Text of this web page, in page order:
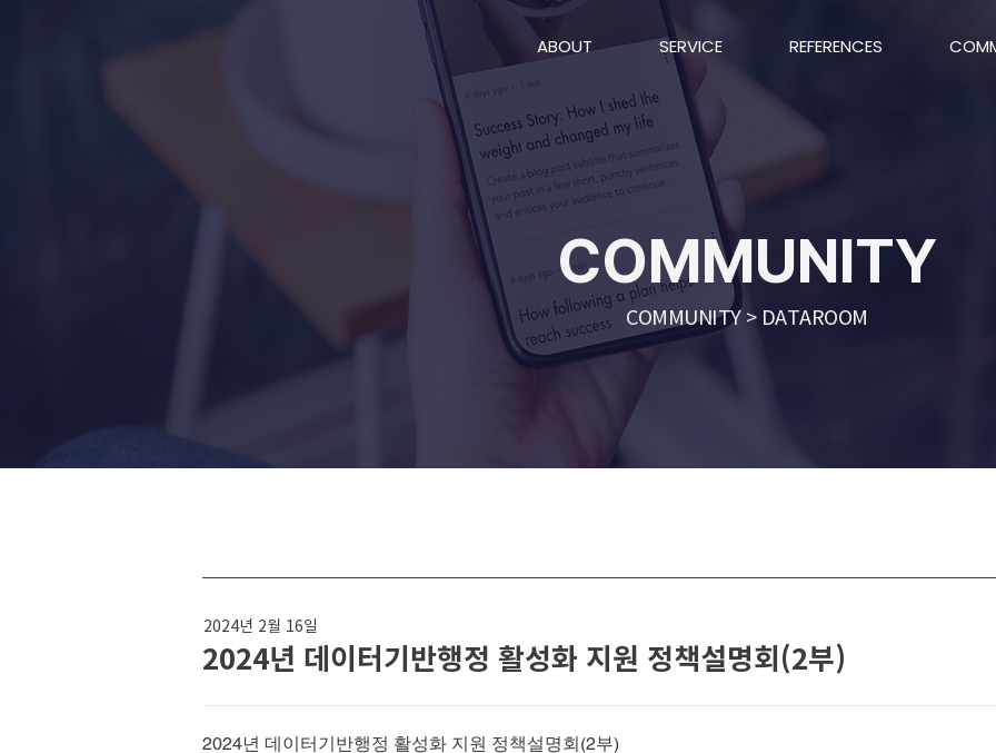
ABOUT SERVICE REFERENCES
COMMUNITY
COMMUNITY > DATAROOM
2024년 2월 16일
2024년 데이터기반행정 활성화 지원 정책설명회(2부)
2024년 데이터기반행정 활성화 지원 정책설명회(2부)